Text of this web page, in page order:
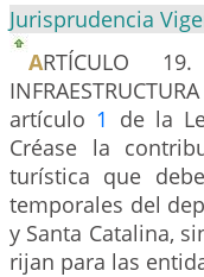
Jurisprudencia
ARTÍCULO
INFRAESTRUCTURA
artículo 1 de la
Créase la
turística que
temporales del
y Santa Catalina,
rijan para las